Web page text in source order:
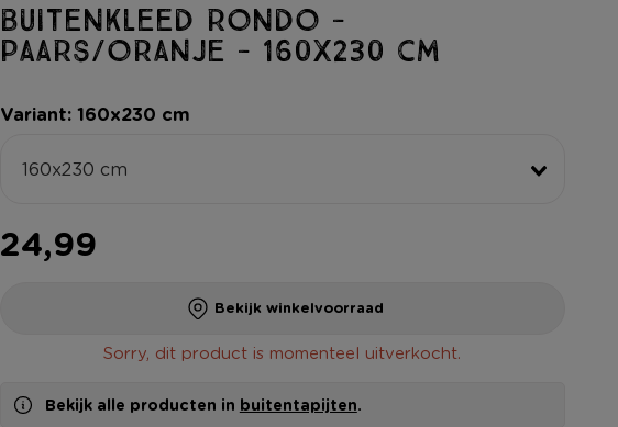
Buitenkleed rondo -
paars/oranje - 160x230 cm
Variant: 160x230 cm
160x230 cm
24,99
Bekijk winkelvoorraad
Sorry, dit product is momenteel uitverkocht.
Bekijk alle producten in buitentapijten.